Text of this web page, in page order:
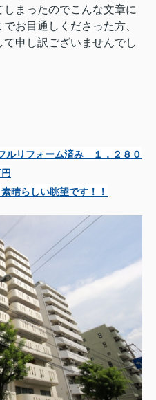
まったのでこんな文章に
お目通しくださった方、
申し訳ございませんでし
ルリフォーム済み １，２８０
晴らしい眺望です！！